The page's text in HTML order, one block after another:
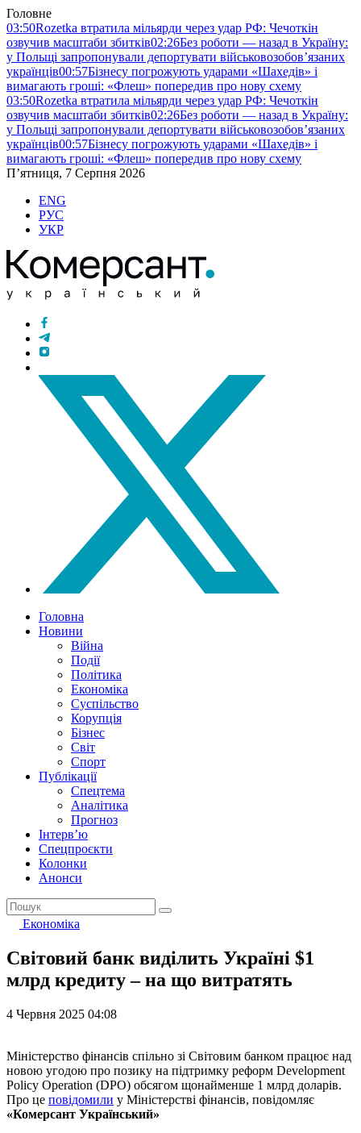
Головне
03:50Rozetka втратила мільярди через удар РФ: Чечоткін
озвучив масштаби збитків02:26Без роботи — назад в Україну:
у Польщі запропонували депортувати військовозобов’язаних
українців00:57Бізнесу погрожують ударами «Шахедів» і
вимагають гроші: «Флеш» попередив про нову схему
03:50Rozetka втратила мільярди через удар РФ: Чечоткін
озвучив масштаби збитків02:26Без роботи — назад в Україну:
у Польщі запропонували депортувати військовозобов’язаних
українців00:57Бізнесу погрожують ударами «Шахедів» і
вимагають гроші: «Флеш» попередив про нову схему
П’ятниця, 7 Серпня 2026
ENG
РУС
УКР
Головна
Новини
Війна
Події
Політика
Економіка
Суспільство
Корупція
Бізнес
Світ
Спорт
Публікації
Спецтема
Аналітика
Прогноз
Інтерв’ю
Спецпроєкти
Колонки
Анонси
Економіка
Світовий банк виділить Україні $1
млрд кредиту – на що витратять
4 Червня 2025 04:08
Міністерство фінансів спільно зі Світовим банком працює над
новою угодою про позику на підтримку реформ Development
Policy Operation (DPO) обсягом щонайменше 1 млрд доларів.
Про це повідомили у Міністерстві фінансів, повідомляє
«Комерсант Український»